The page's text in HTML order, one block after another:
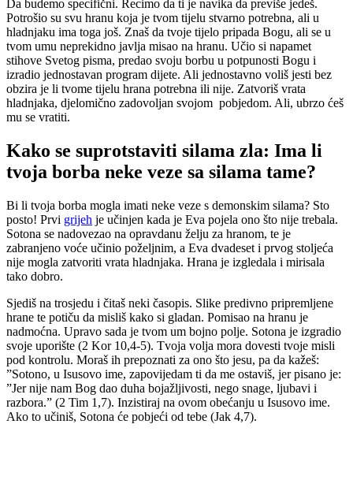
Da budemo specifični. Recimo da ti je navika da previše jedeš.
Potrošio su svu hranu koja je tvom tijelu stvarno potrebna, ali u
hladnjaku ima toga još. Znaš da tvoje tijelo pripada Bogu, ali se u
tvom umu neprekidno javlja misao na hranu. Učio si napamet
stihove Svetog pisma, predao svoju borbu u potpunosti Bogu i
izradio jednostavan program dijete. Ali jednostavno voliš jesti bez
obzira je li tvome tijelu hrana potrebna ili nije. Zatvoriš vrata
hladnjaka, djelomično zadovoljan svojom pobjedom. Ali, ubrzo ćeš
mu se vratiti.
Kako se suprotstaviti silama zla: Ima li
tvoja borba neke veze sa silama tame?
Bi li tvoja borba mogla imati neke veze s demonskim silama? Sto
posto! Prvi grijeh je učinjen kada je Eva pojela ono što nije trebala.
Sotona se nadovezao na opravdanu želju za hranom, te je
zabranjeno voće učinio poželjnim, a Eva dvadeset i prvog stoljeća
nije mogla zatvoriti vrata hladnjaka. Hrana je izgledala i mirisala
tako dobro.
Sjediš na trosjedu i čitaš neki časopis. Slike predivno pripremljene
hrane te potiču da misliš kako si gladan. Pomisao na hranu je
nadmoćna. Upravo sada je tvom um bojno polje. Sotona je izgradio
svoje uporište (2 Kor 10,4-5). Tvoja volja mora dovesti tvoje misli
pod kontrolu. Moraš ih prepoznati za ono što jesu, pa da kažeš:
”Sotono, u Isusovo ime, zapovijedam ti da me ostaviš, jer pisano je:
”Jer nije nam Bog dao duha bojažljivosti, nego snage, ljubavi i
razbora.” (2 Tim 1,7). Inzistiraj na ovom obećanju u Isusovo ime.
Ako to učiniš, Sotona će pobjeći od tebe (Jak 4,7).